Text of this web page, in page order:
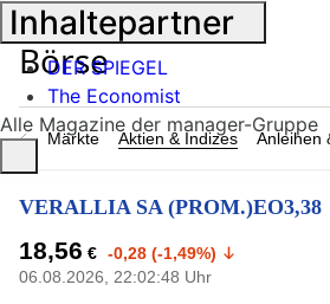
Märkte Aktien & Indizes Anleihen
VERALLIA SA (PROM.)EO3,38
18,56 € -0,28 (-1,49%)
06.08.2026, 22:02:48 Uhr
Inhaltepartner
DER SPIEGEL
The Economist
Alle Magazine der manager-Gruppe